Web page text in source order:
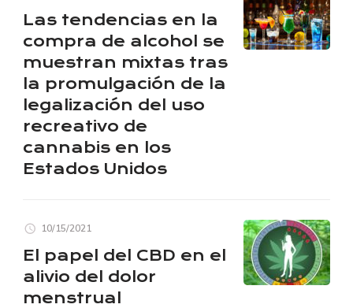
Las tendencias en la
compra de alcohol se
muestran mixtas tras
la promulgación de la
legalización del uso
recreativo de
cannabis en los
Estados Unidos
10/15/2021
El papel del CBD en el
alivio del dolor
menstrual